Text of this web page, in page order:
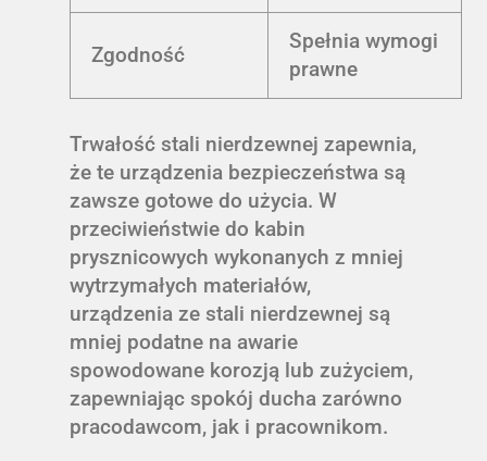
Zgodność
Spełnia wymogi
prawne
Trwałość stali nierdzewnej zapewnia,
że te urządzenia bezpieczeństwa są
zawsze gotowe do użycia. W
przeciwieństwie do kabin
prysznicowych wykonanych z mniej
wytrzymałych materiałów,
urządzenia ze stali nierdzewnej są
mniej podatne na awarie
spowodowane korozją lub zużyciem,
zapewniając spokój ducha zarówno
pracodawcom, jak i pracownikom.